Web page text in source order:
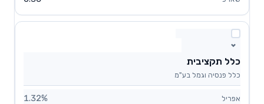
כלל תקציבית
כלל פנסיה וגמל בע"מ
1.32%